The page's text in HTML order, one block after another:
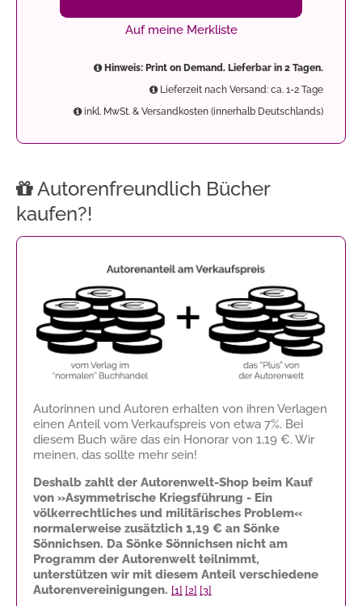
Auf meine Merkliste
Hinweis: Print on Demand. Lieferbar in 2 Tagen.
Lieferzeit nach Versand: ca. 1-2 Tage
inkl. MwSt. & Versandkosten (innerhalb Deutschlands)
Autorenfreundlich Bücher
kaufen?!
Autorinnen und Autoren erhalten von ihren Verlagen
einen Anteil vom Verkaufspreis von etwa 7%. Bei
diesem Buch wäre das ein Honorar von 1,19 €. Wir
meinen, das sollte mehr sein!
Deshalb zahlt der Autorenwelt-Shop beim Kauf
von »Asymmetrische Kriegsführung - Ein
völkerrechtliches und militärisches Problem«
normalerweise zusätzlich 1,19 € an Sönke
Sönnichsen. Da Sönke Sönnichsen nicht am
Programm der Autorenwelt teilnimmt,
unterstützen wir mit diesem Anteil verschiedene
Autorenvereinigungen. [1] [2] [3]